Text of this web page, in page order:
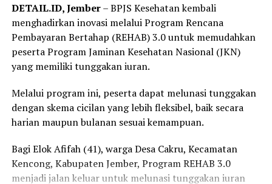
DETAIL.ID, Jember– BPJS Kesehatan kembali
menghadirkan inovasi melalui Program Rencana
Pembayaran Bertahap (REHAB) 3.0 untuk memudahkan
peserta Program Jaminan Kesehatan Nasional (JKN)
yang memiliki tunggakan iuran.
Melalui program ini, peserta dapat melunasi tunggakan
dengan skema cicilan yang lebih fleksibel, baik secara
harian maupun bulanan sesuai kemampuan.
Bagi Elok Afifah (41), warga Desa Cakru, Kecamatan
Kencong, Kabupaten Jember, Program REHAB 3.0
menjadi jalan keluar untuk melunasi tunggakan iuran